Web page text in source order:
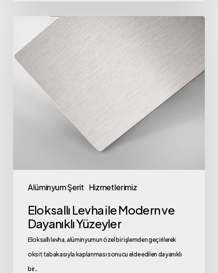
Alüminyum Şerit Hizmetlerimiz
Levha
ile
Modern
Dayanıklı
Eloksallı Levha ile Modern ve
Dayanıklı Yüzeyler
Eloksallı levha, alüminyumun özel bir işlemden geçirilerek
oksit tabakasıyla kaplanması sonucu elde edilen dayanıklı
bir…